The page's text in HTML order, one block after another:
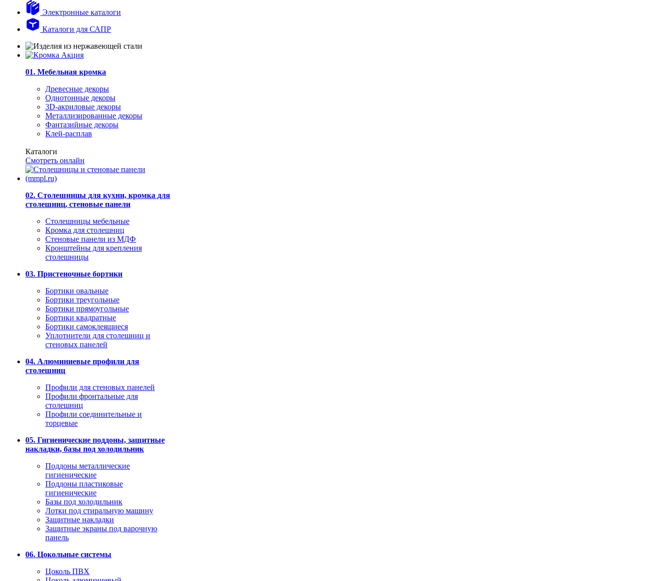
Электронные каталоги
Каталоги для САПР
01. Мебельная кромка
Древесные декоры
Однотонные декоры
3D-акриловые декоры
Металлизированные декоры
Фантазийные декоры
Клей-расплав
Каталоги
Смотреть онлайн
02. Столешницы для кухни, кромка для
столешниц, стеновые панели
Столешницы мебельные
Кромка для столешниц
Стеновые панели из МДФ
Кронштейны для крепления
столешницы
03. Пристеночные бортики
Бортики овальные
Бортики треугольные
Бортики прямоугольные
Бортики квадратные
Бортики самоклеящиеся
Уплотнители для столешниц и
стеновых панелей
04. Алюминиевые профили для
столешниц
Профили для стеновых панелей
Профили фронтальные для
столешниц
Профили соединительные и
торцевые
05. Гигиенические поддоны, защитные
накладки, базы под холодильник
Поддоны металлические
гигиенические
Поддоны пластиковые
гигиенические
Базы под холодильник
Лотки под стиральную машину
Защитные накладки
Защитные экраны под варочную
панель
06. Цокольные системы
Цоколь ПВХ